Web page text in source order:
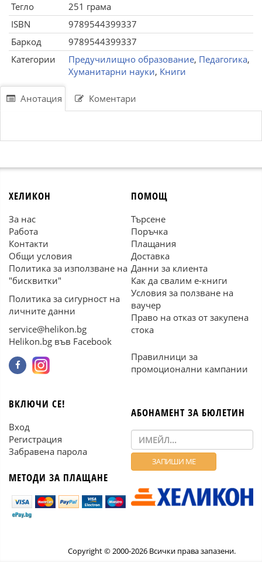
Тегло
251 грама
ISBN
9789544399337
Баркод
9789544399337
Категории
Предучилищно образование, Педагогика,
Хуманитарни науки, Книги
Анотация Коментари
ХЕЛИКОН
За нас
Работа
Контакти
Общи условия
Политика за използване на
"бисквитки"
Политика за сигурност на
личните данни
service@helikon.bg
Helikon.bg във Facebook
ПОМОЩ
Търсене
Поръчка
Плащания
Доставка
Данни за клиента
Как да свалим е-книги
Условия за ползване на
ваучер
Право на отказ от закупена
стока
Правилници за
промоционални кампании
ВКЛЮЧИ СЕ!
Вход
Регистрация
Забравена парола
МЕТОДИ ЗА ПЛАЩАНЕ
АБОНАМЕНТ ЗА БЮЛЕТИН
Copyright © 2000-2026 Всички права запазени.